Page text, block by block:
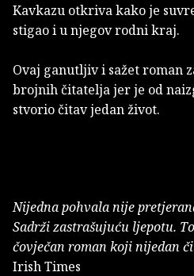
Kavkazu otkriva kako je
stigao i u njegov rodni kraj.
Ovaj ganutljiv i sažet roman
brojnih čitatelja jer je od
stvorio čitav jedan život.
Nijedna pohvala nije
Sadrži zastrašujuću ljepotu.
čovječan roman koji nijedan
Irish Times